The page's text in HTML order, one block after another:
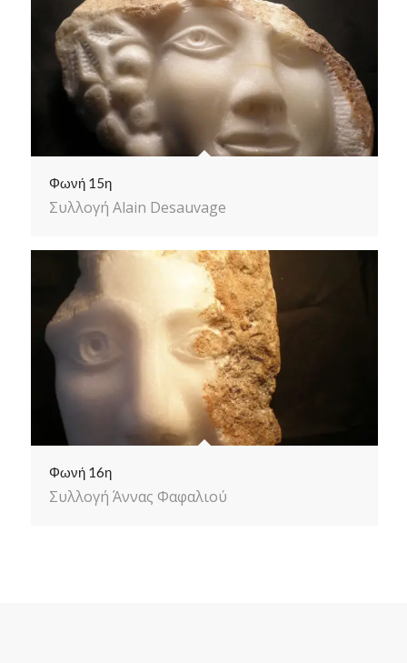
Φωνή 15η
Συλλογή Alain Desauvage
Φωνή 16η
Συλλογή Άννας Φαφαλιού